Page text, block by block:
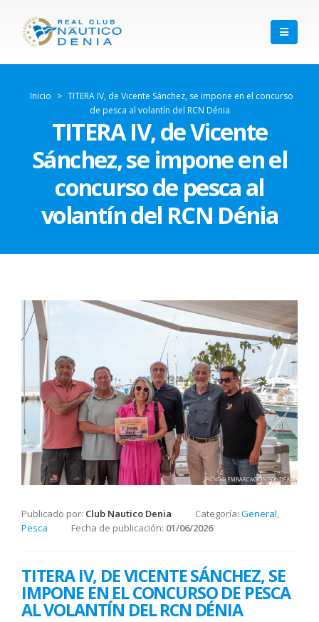
Inicio > TITERA IV, de Vicente Sánchez, se impone en el concurso
de pesca al volantín del RCN Dénia
TITERA IV, de Vicente
Sánchez, se impone en el
concurso de pesca al
volantín del RCN Dénia
Publicado por: Club Nautico Denia Categoría: General,
Pesca
Fecha de publicación: 01/06/2026
TITERA IV, DE VICENTE SÁNCHEZ, SE
IMPONE EN EL CONCURSO DE PESCA
AL VOLANTÍN DEL RCN DÉNIA